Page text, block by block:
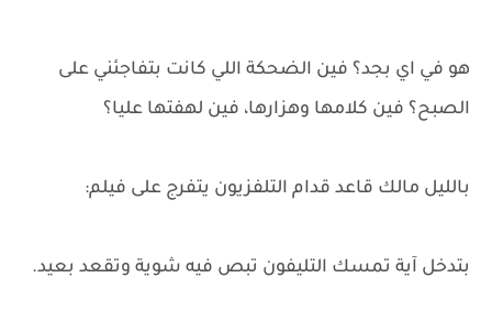
هو في اي بجد؟ فين الضحكة اللي كانت بتفاجئني على
الصبح؟ فين كلامها وهزارها، فين لهفتها عليا؟
بالليل مالك قاعد قدام التلفزيون يتفرج على فيلم:
بتدخل آية تمسك التليفون تبص فيه شوية وتقعد بعيد.